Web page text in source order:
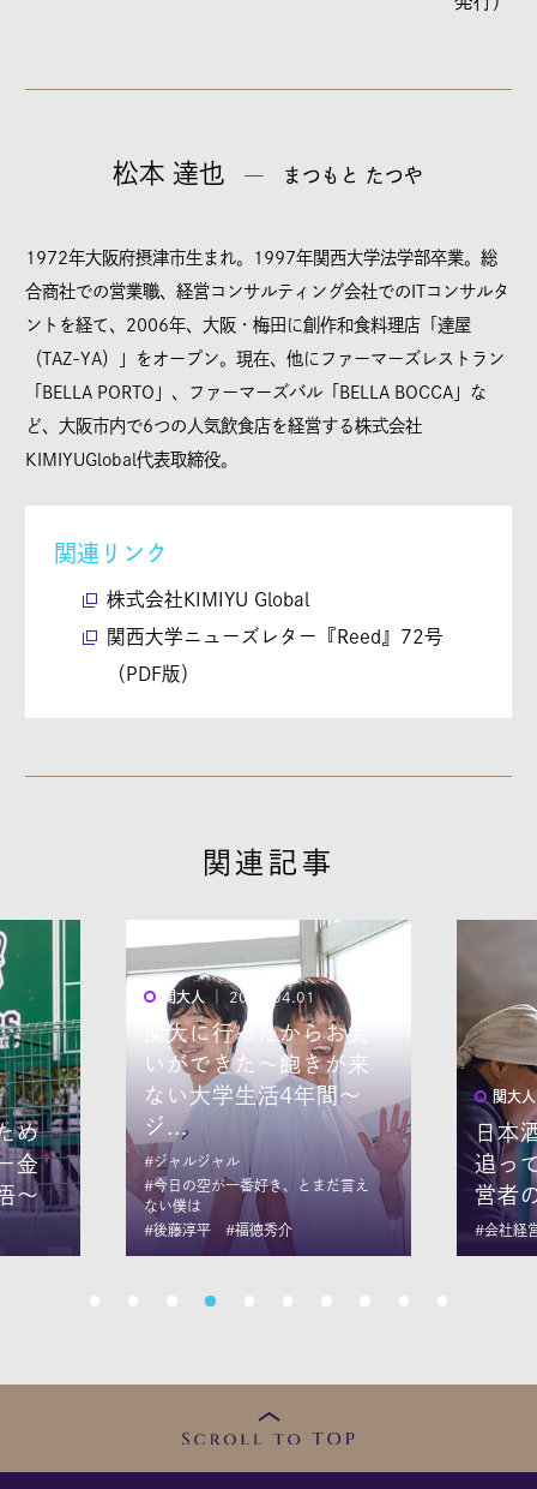
松本 達也 ─ まつもと たつや
1972年大阪府摂津市生まれ。1997年関西大学法学部卒業。総
合商社での営業職、経営コンサルティング会社でのITコンサルタ
ントを経て、2006年、大阪・梅田に創作和食料理店「達屋
（TAZ-YA）」をオープン。現在、他にファーマーズレストラン
「BELLA PORTO」、ファーマーズバル「BELLA BOCCA」な
ど、大阪市内で6つの人気飲食店を経営する株式会社
KIMIYUGlobal代表取締役。
関連リンク
株式会社KIMIYU Global
関西大学ニューズレター『Reed』72号
（PDF版）
関連記事
笑
来
～
言え
関大人│ 2025.02.27
日本酒造りの 可能性を
追って～若い杜氏と経
営者の挑戦～
#会社経営 #伝統
関大人
「メ
続け
#演劇